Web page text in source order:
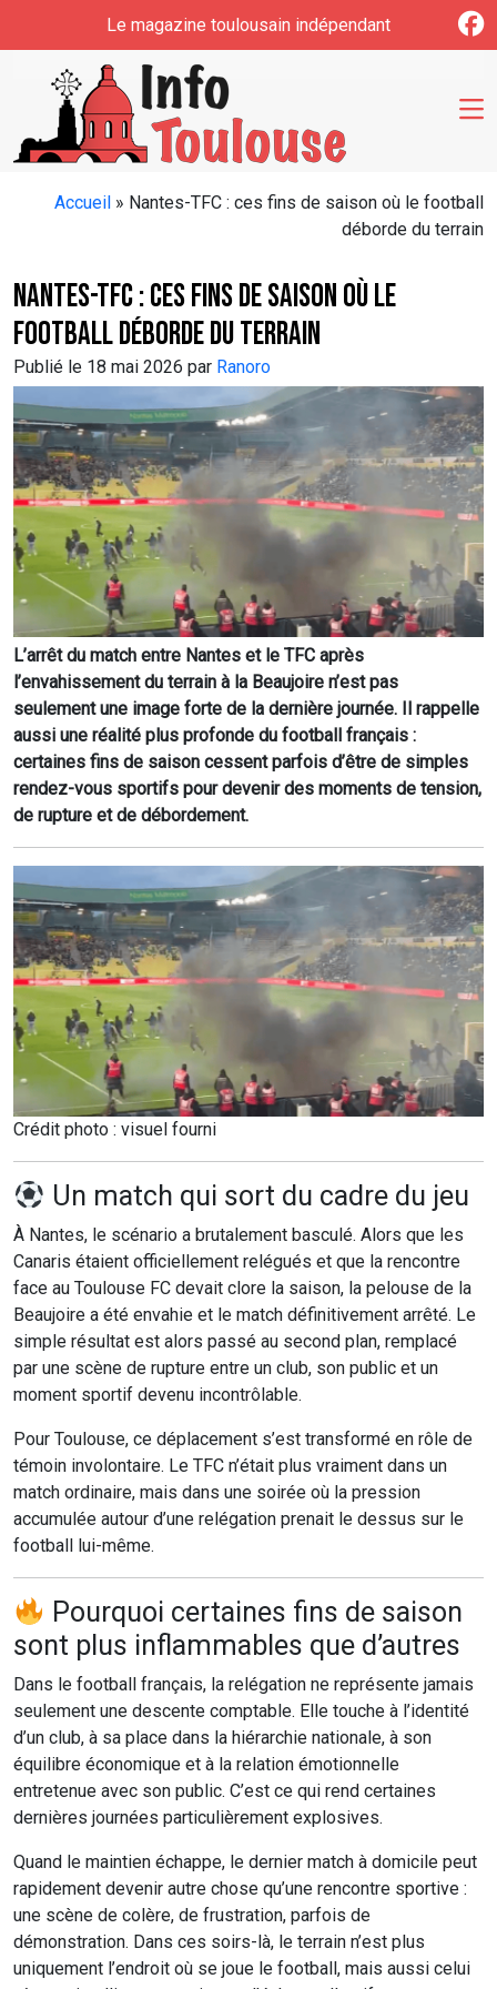
Le magazine toulousain indépendant
Accueil » Nantes-TFC : ces fins de saison où le football
déborde du terrain
Nantes-TFC : ces fins de saison où le
football déborde du terrain
Publié le 18 mai 2026 par Ranoro
L’arrêt du match entre Nantes et le TFC après
l’envahissement du terrain à la Beaujoire n’est pas
seulement une image forte de la dernière journée. Il rappelle
aussi une réalité plus profonde du football français :
certaines fins de saison cessent parfois d’être de simples
rendez-vous sportifs pour devenir des moments de tension,
de rupture et de débordement.
Crédit photo : visuel fourni
Un match qui sort du cadre du jeu
À Nantes, le scénario a brutalement basculé. Alors que les
Canaris étaient officiellement relégués et que la rencontre
face au Toulouse FC devait clore la saison, la pelouse de la
Beaujoire a été envahie et le match définitivement arrêté. Le
simple résultat est alors passé au second plan, remplacé
par une scène de rupture entre un club, son public et un
moment sportif devenu incontrôlable.
Pour Toulouse, ce déplacement s’est transformé en rôle de
témoin involontaire. Le TFC n’était plus vraiment dans un
match ordinaire, mais dans une soirée où la pression
accumulée autour d’une relégation prenait le dessus sur le
football lui-même.
Pourquoi certaines fins de saison
sont plus inflammables que d’autres
Dans le football français, la relégation ne représente jamais
seulement une descente comptable. Elle touche à l’identité
d’un club, à sa place dans la hiérarchie nationale, à son
équilibre économique et à la relation émotionnelle
entretenue avec son public. C’est ce qui rend certaines
dernières journées particulièrement explosives.
Quand le maintien échappe, le dernier match à domicile peut
rapidement devenir autre chose qu’une rencontre sportive :
une scène de colère, de frustration, parfois de
démonstration. Dans ces soirs-là, le terrain n’est plus
uniquement l’endroit où se joue le football, mais aussi celui